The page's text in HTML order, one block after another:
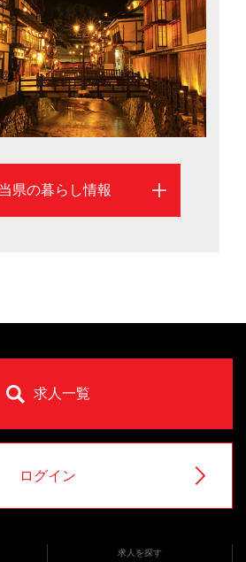
全国で6番目に低い（2017年）と
て移住する人も多くいます。そん
て、県庁所在地の山形市を中心に
県の暮らし情報
求人一覧
ログイン
求人を探す